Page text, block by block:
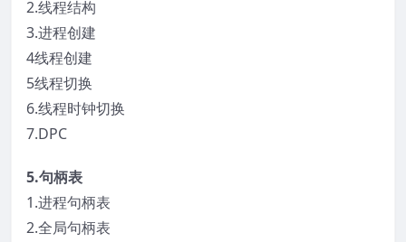
2.线程结构
3.进程创建
4线程创建
5线程切换
6.线程时钟切换
7.DPC
5.句柄表
1.进程句柄表
2.全局句柄表